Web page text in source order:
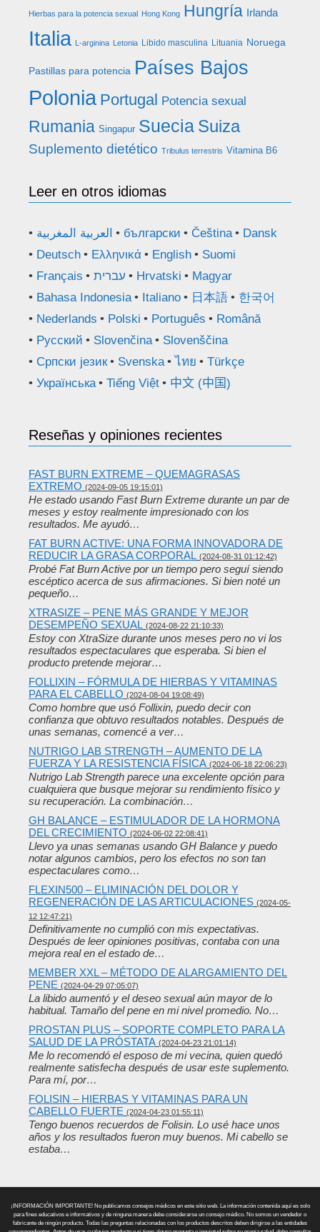
Hierbas para la potencia sexual Hong Kong Hungría Irlanda
Italia L-arginina Letonia Libido masculina Lituania Noruega
Pastillas para potencia Países Bajos
Polonia Portugal Potencia sexual
Rumania Singapur Suecia Suiza
Suplemento dietético Tribulus terrestris Vitamina B6
Leer en otros idiomas
العربية المغربية български Čeština
Dansk
Deutsch
Ελληνικά English
Suomi
Français
עברית Hrvatski
Magyar
Bahasa Indonesia
Italiano 日本語
한국어
Nederlands
Polski Português
Română
Русский
Slovenčina
Slovenščina
Српски језик
Svenska ไทย
Türkçe
Українська
Tiếng Việt 中文 (中国)
Reseñas y opiniones recientes
FAST BURN EXTREME – QUEMAGRASAS
EXTREMO (2024-09-05 19:15:01)
He estado usando Fast Burn Extreme durante un par de
meses y estoy realmente impresionado con los
resultados. Me ayudó…
FAT BURN ACTIVE: UNA FORMA INNOVADORA DE
REDUCIR LA GRASA CORPORAL (2024-08-31 01:12:42)
Probé Fat Burn Active por un tiempo pero seguí siendo
escéptico acerca de sus afirmaciones. Si bien noté un
pequeño…
XTRASIZE – PENE MÁS GRANDE Y MEJOR
DESEMPEÑO SEXUAL (2024-08-22 21:10:33)
Estoy con XtraSize durante unos meses pero no vi los
resultados espectaculares que esperaba. Si bien el
producto pretende mejorar…
FOLLIXIN – FÓRMULA DE HIERBAS Y VITAMINAS
PARA EL CABELLO (2024-08-04 19:08:49)
Como hombre que usó Follixin, puedo decir con
confianza que obtuvo resultados notables. Después de
unas semanas, comencé a ver…
NUTRIGO LAB STRENGTH – AUMENTO DE LA
FUERZA Y ​​LA RESISTENCIA FÍSICA (2024-06-18 22:06:23)
Nutrigo Lab Strength parece una excelente opción para
cualquiera que busque mejorar su rendimiento físico y
su recuperación. La combinación…
GH BALANCE – ESTIMULADOR DE LA HORMONA
DEL CRECIMIENTO (2024-06-02 22:08:41)
Llevo ya unas semanas usando GH Balance y puedo
notar algunos cambios, pero los efectos no son tan
espectaculares como…
FLEXIN500 – ELIMINACIÓN DEL DOLOR Y
REGENERACIÓN DE LAS ARTICULACIONES (2024-05-
12 12:47:21)
Definitivamente no cumplió con mis expectativas.
Después de leer opiniones positivas, contaba con una
mejora real en el estado de…
MEMBER XXL – MÉTODO DE ALARGAMIENTO DEL
PENE (2024-04-29 07:05:07)
La libido aumentó y el deseo sexual aún mayor de lo
habitual. Tamaño del pene en mi nivel promedio. No…
PROSTAN PLUS – SOPORTE COMPLETO PARA LA
SALUD DE LA PRÓSTATA (2024-04-23 21:01:14)
Me lo recomendó el esposo de mi vecina, quien quedó
realmente satisfecha después de usar este suplemento.
Para mí, por…
FOLISIN – HIERBAS Y VITAMINAS PARA UN
CABELLO FUERTE (2024-04-23 01:55:11)
Tengo buenos recuerdos de Folisin. Lo usé hace unos
años y los resultados fueron muy buenos. Mi cabello se
estaba…
¡INFORMACIÓN IMPORTANTE! No publicamos consejos médicos en este sitio web. La información contenida aquí es solo
para fines educativos e informativos y de ninguna manera debe considerarse un consejo médico. No somos un vendedor o
fabricante de ningún producto. Todas las preguntas relacionadas con los productos descritos deben dirigirse a las entidades